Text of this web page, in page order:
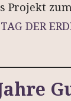
Projekt
TAG DER